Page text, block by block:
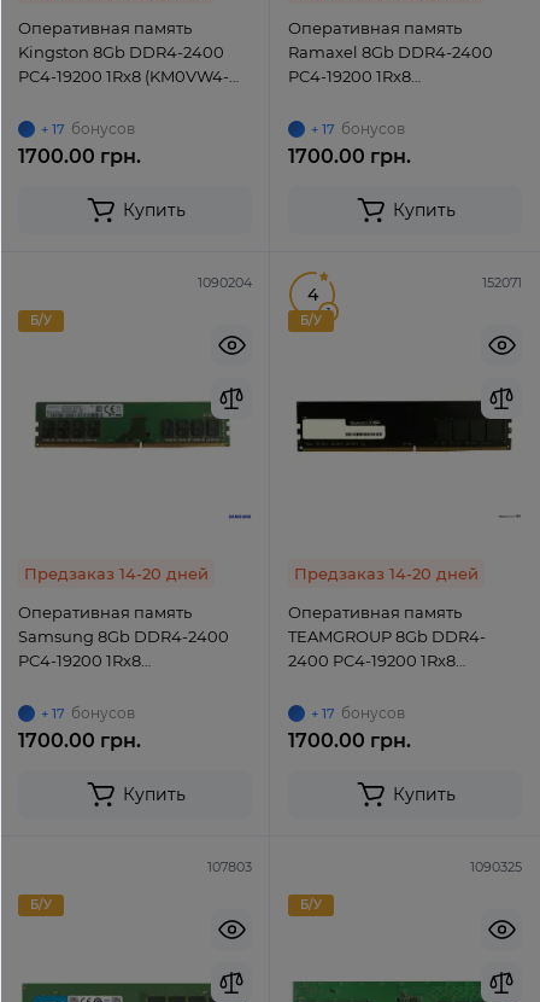
Оперативная память
Kingston 8Gb DDR4-2400
PC4-19200 1Rx8 (KM0VW4-
Unbuffered
+ 17 бонусов
1700.00 грн.
Купить
Оперативная память
Ramaxel 8Gb DDR4-2400
PC4-19200 1Rx8
UDIMM non-ECC Unbuffered
+ 17 бонусов
1700.00 грн.
Купить
1090204
Б/У
Предзаказ 14-20 дней
Оперативная память
Samsung 8Gb DDR4-2400
PC4-19200 1Rx8
Non-ECC Unbuffered
+ 17 бонусов
1700.00 грн.
Купить
152071
Б/У
4
1
Предзаказ 14-20 дней
Оперативная память
TEAMGROUP 8Gb DDR4-
2400 PC4-19200 1Rx8
non-ECC Unbuffered
+ 17 бонусов
1700.00 грн.
Купить
107803
Б/У
1090325
Б/У